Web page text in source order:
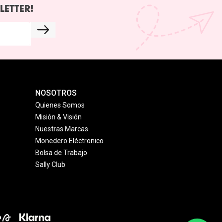
NOSOTROS
Quienes Somos
Misión & Visión
Nuestras Marcas
Monedero Eléctronico
Bolsa de Trabajo
Sally Club